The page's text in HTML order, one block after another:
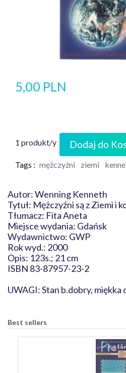
5,00 PLN
1 produkt/y Dodaj do
Tags : mężczyźni ziemi
Autor: Wenning Kenneth
Tytuł: Mężczyźni są z Ziemi i
Tłumacz: Fita Aneta
Miejsce wydania: Gdańsk
Wydawnictwo: GWP
Rok wyd.: 2000
Opis: 123s.; 21 cm
ISBN 83-87957-23-2
UWAGI: Stan b.dobry,
Best sellers